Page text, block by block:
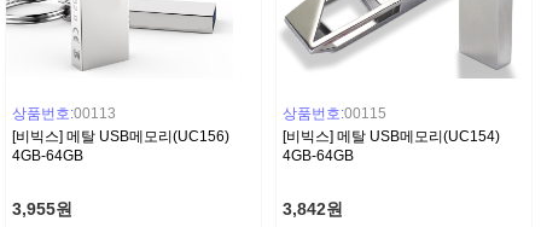
상품번호:00113
[비빅스] 메탈 USB메모리(UC156)
4GB-64GB
3,955원
상품번호:00115
[비빅스] 메탈 USB메모리(UC154)
4GB-64GB
3,842원